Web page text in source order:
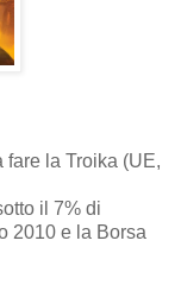
fare la Troika (UE,
il 7% di
2010 e la Borsa